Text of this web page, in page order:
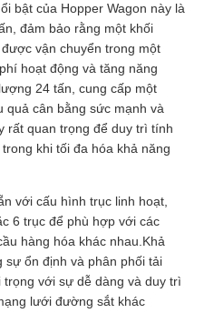
bật của Hopper Wagon này là
đảm bảo rằng một khối
vận chuyển trong một
hoạt động và tăng năng
24 tấn, cung cấp một
quả cân bằng sức mạnh và
rất quan trọng để duy trì tính
khi tối đa hóa khả năng
với cấu hình trục linh hoạt,
6 trục để phù hợp với các
hàng hóa khác nhau.Khả
sự ổn định và phân phối tải
với sự dễ dàng và duy trì
lưới đường sắt khác